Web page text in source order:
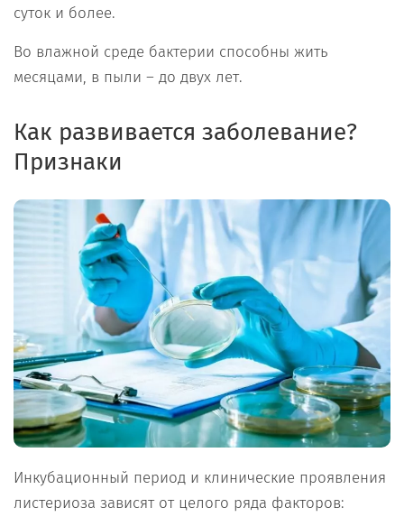
суток и более.
Во влажной среде бактерии способны жить
месяцами, в пыли – до двух лет.
Как развивается заболевание?
Признаки
Инкубационный период и клинические проявления
листериоза зависят от целого ряда факторов: